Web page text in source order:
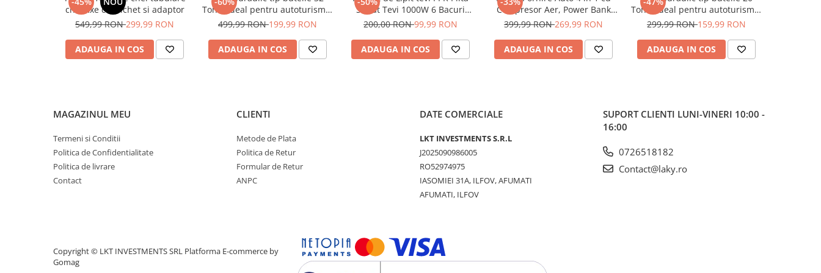
chei fixe cu clichet si adaptor
549,99 RON299,99 RON
ADAUGA IN COS
Tone, ideal pentru autoturisme,
SUV-uri și autoutilitare.
sigură și operare ușoară pentru
uz profesional și personal.
499,99 RON199,99 RON
ADAUGA IN COS
Sudat Tevi 1000W 6 Bacuri
CMP0702
200,00 RON99,99 RON
ADAUGA IN COS
Compresor Aer, Power Bank
8400mAh, Lanternă LED și
399,99 RON269,99 RON
ADAUGA IN COS
Tone, ideal pentru autoturisme,
SUV-uri și autoutilitare.
sigură și operare ușoară pentru
uz profesional și personal.
299,99 RON159,99 RON
ADAUGA IN COS
MAGAZINUL MEU
Termeni si Conditii
Politica de Confidentialitate
Politica de livrare
Contact
CLIENTI
Metode de Plata
Politica de Retur
Formular de Retur
ANPC
DATE COMERCIALE
LKT INVESTMENTS S.R.L
J2025090986005
RO52974975
IASOMIEI 31A, ILFOV, AFUMATI
AFUMATI, ILFOV
SUPORT CLIENTI LUNI-VINERI 10:00 -
16:00
0726518182
Contact@laky.ro
Copyright © LKT INVESTMENTS SRL Platforma E-commerce by
Gomag